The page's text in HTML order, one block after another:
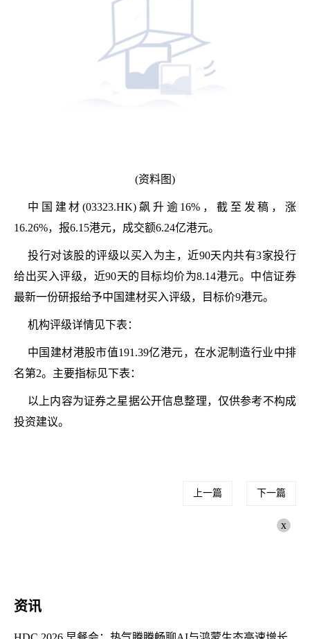
(资料图)
中国建材(03323.HK)飙升逾16%，截至发稿，涨
16.26%，报6.15港元，成交额6.24亿港元。
投行对该股的评级以买入为主，近90天内共有3家投行
给出买入评级，近90天的目标均价为8.14港元。中信证券
最新一份研报给予中国建材买入评级，目标价9港元。
机构评级详情见下表：
中国建材港股市值191.39亿港元，在水泥制造行业中排
名第2。主要指标见下表：
以上内容为证券之星据公开信息整理，仅供参考不构成
投资建议。
上一篇 下一篇
x
资讯